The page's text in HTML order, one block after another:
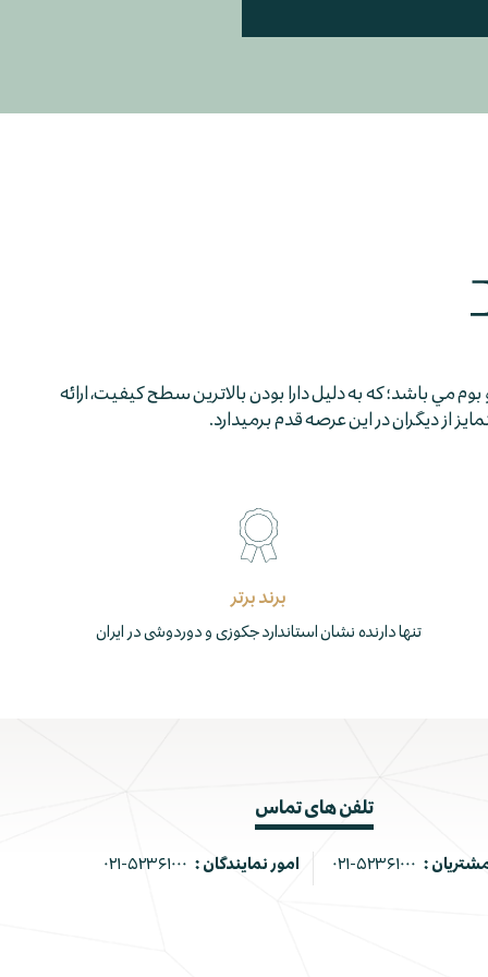
مي باشد؛ كه به دليل دارا بودن بالاترين سطح كيفيت، ارائه
از ديگران در اين عرصه قدم برمي­دارد.
برند برتر
تنها دارنده نشان استاندارد جکوزی و دوردوشی در ایران
تلفن های تماس
: ۰۲۱-۵۲۳۶۱۰۰۰ امور نمایندگان : ۰۲۱-۵۲۳۶۱۰۰۰